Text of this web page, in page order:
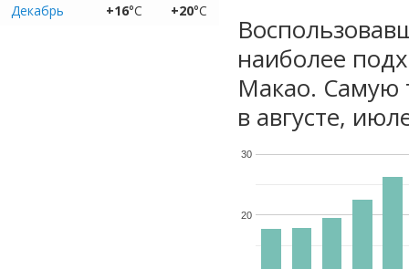
Декабрь
+16°C +20°C
наиболее
Макао. Самую
в августе,
20
30